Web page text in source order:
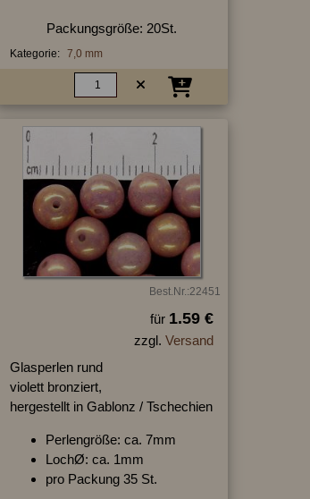
Packungsgröße: 20St.
Kategorie: 7,0 mm
Best.Nr.:22451
für 1.59 €
zzgl. Versand
Glasperlen rund
violett bronziert,
hergestellt in Gablonz / Tschechien
Perlengröße: ca. 7mm
LochØ: ca. 1mm
pro Packung 35 St.